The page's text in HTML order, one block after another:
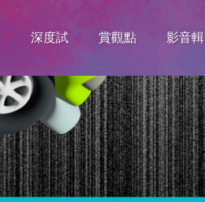
深度試 賞觀點 影音輯